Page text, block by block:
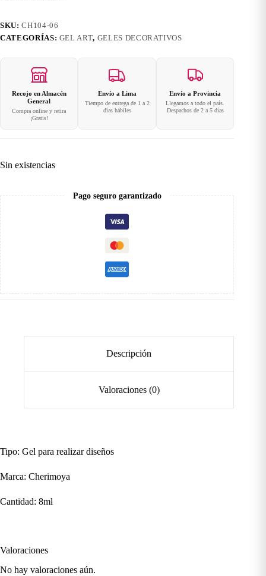
SKU:CH104-06
CATEGORÍAS: GEL ART, GELES DECORATIVOS
Recojo en Almacén
General
Compra online y retira
¡Gratis!
Envío a Lima
Tiempo de entrega de 1 a 2
días hábiles
Envío a Provincia
Llegamos a todo el país.
Despachos de 2 a 5 días
Sin existencias
Pago seguro garantizado
Descripción
Valoraciones (0)
Tipo: Gel para realizar diseños
Marca: Cherimoya
Cantidad: 8ml
Valoraciones
No hay valoraciones aún.